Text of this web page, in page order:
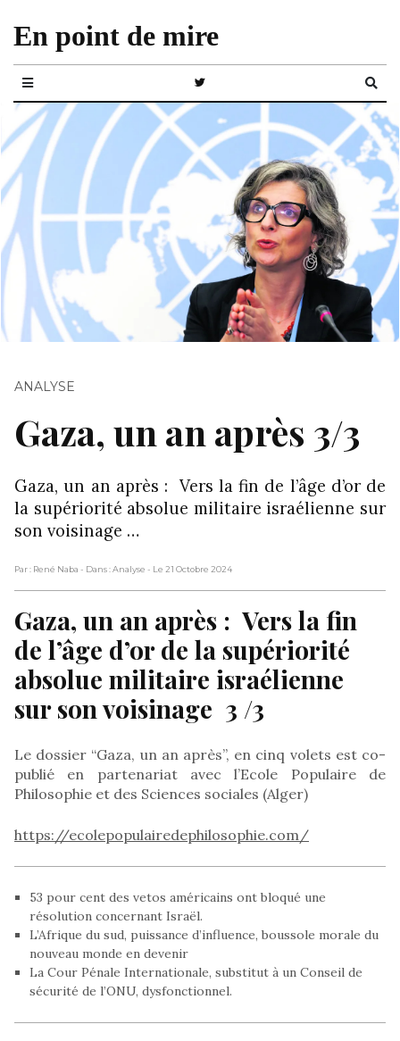
En point de mire
ANALYSE
Gaza, un an après 3/3
Gaza, un an après : Vers la fin de l’âge d’or de
la supériorité absolue militaire israélienne sur
son voisinage …
Par : René Naba - Dans : Analyse - Le 21 Octobre 2024
Gaza, un an après : Vers la fin
de l’âge d’or de la supériorité
absolue militaire israélienne
sur son voisinage 3 /3
Le dossier “Gaza, un an après”, en cinq volets est co-
publié en partenariat avec l’Ecole Populaire de
Philosophie et des Sciences sociales (Alger)
https://ecolepopulairedephilosophie.com/
53 pour cent des vetos américains ont bloqué une
résolution concernant Israël.
L’Afrique du sud, puissance d’influence, boussole morale du
nouveau monde en devenir
La Cour Pénale Internationale, substitut à un Conseil de
sécurité de l’ONU, dysfonctionnel.